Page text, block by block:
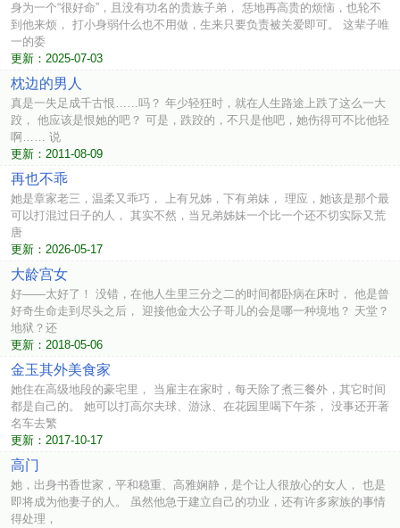
身为一个“很好命”，且没有功名的贵族子弟， 恁地再高贵的烦恼，也轮不
到他来烦， 打小身弱什么也不用做，生来只要负责被关爱即可。 这辈子唯
一的委
更新：2025-07-03
枕边的男人
真是一失足成千古恨……吗？ 年少轻狂时，就在人生路途上跌了这么一大
跤， 他应该是恨她的吧？ 可是，跌跤的，不只是他吧，她伤得可不比他轻
啊…… 说
更新：2011-08-09
再也不乖
她是章家老三，温柔又乖巧， 上有兄姊，下有弟妹， 理应，她该是那个最
可以打混过日子的人， 其实不然，当兄弟姊妹一个比一个还不切实际又荒
唐
更新：2026-05-17
大龄宫女
好——太好了！ 没错，在他人生里三分之二的时间都卧病在床时， 他是曾
好奇生命走到尽头之后， 迎接他金大公子哥儿的会是哪一种境地？ 天堂？
地狱？还
更新：2018-05-06
金玉其外美食家
她住在高级地段的豪宅里， 当雇主在家时，每天除了煮三餐外，其它时间
都是自己的。 她可以打高尔夫球、游泳、在花园里喝下午茶， 没事还开著
名车去繁
更新：2017-10-17
高门
她，出身书香世家，平和稳重、高雅娴静，是个让人很放心的女人， 也是
即将成为他妻子的人。 虽然他急于建立自己的功业，还有许多家族的事情
得处理，